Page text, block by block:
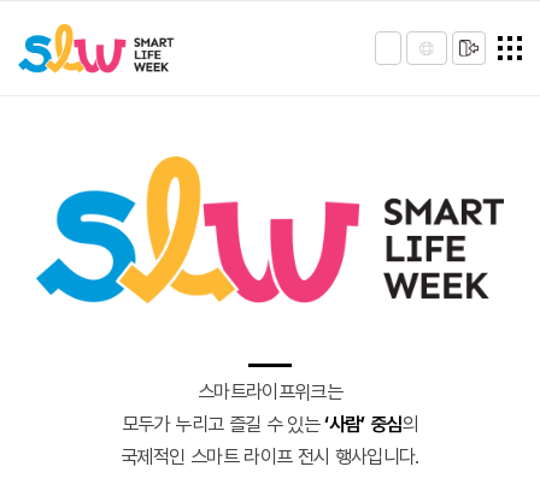
스마트라이프위크는
모두가 누리고 즐길 수 있는‘사람’ 중심의
국제적인 스마트 라이프 전시 행사입니다.